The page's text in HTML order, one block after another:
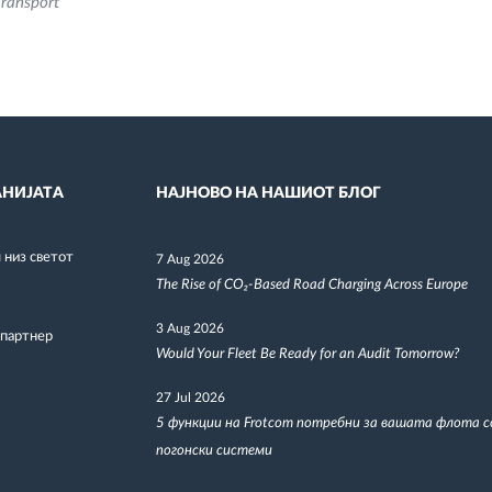
светот
НАЈНОВО НА НАШИОТ БЛОГ
7 Aug 2026
The Rise of CO₂-Based Road Charging Across Europe
3 Aug 2026
Would Your Fleet Be Ready for an Audit Tomorrow?
27 Jul 2026
5 функции на Frotcom потребни за вашата флота
погонски системи